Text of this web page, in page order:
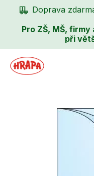
Doprava
Pro ZŠ, MŠ,
při